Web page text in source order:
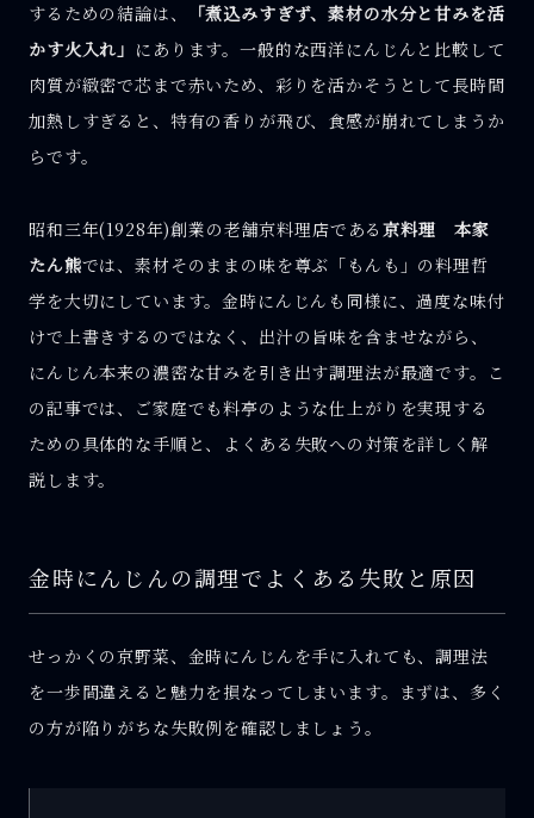
するための結論は、
「煮込みすぎず、素材の水分と甘みを活
かす火入れ」 にあります。一般的な西洋にんじんと比較して
肉質が緻密で芯まで赤いため、彩りを活かそうとして長時間
加熱しすぎると、特有の香りが飛び、食感が崩れてしまうか
らです。
昭和三年(1928年)創業の老舗京料理店である京料理 本家
たん熊では、素材そのままの味を尊ぶ「もんも」の料理哲
学を大切にしています。金時にんじんも同様に、過度な味付
けで上書きするのではなく、出汁の旨味を含ませながら、
にんじん本来の濃密な甘みを引き出す調理法が最適です。こ
の記事では、ご家庭でも料亭のような仕上がりを実現する
ための具体的な手順と、よくある失敗への対策を詳しく解
説します。
金時にんじんの調理でよくある失敗と原因
せっかくの京野菜、金時にんじんを手に入れても、調理法
を一歩間違えると魅力を損なってしまいます。まずは、多く
の方が陥りがちな失敗例を確認しましょう。